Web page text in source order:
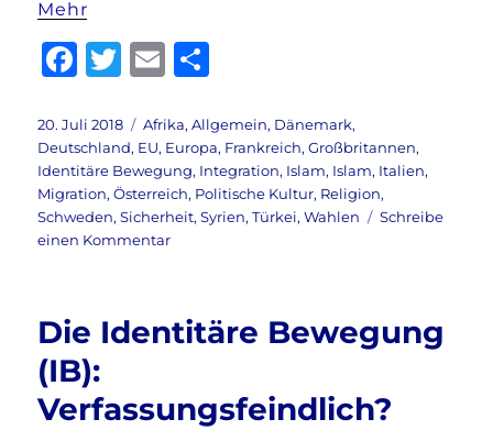
Mehr
F
c
e
b
o
T
it
te
r
E
ai
l
le
n
Veröffentlicht
am
20. Juli 2018 Kategorien
Afrika,Allgemein, Dänemark,
Deutschland, EU, Europa, Frankreich,Großbritannen,
Identitäre Bewegung, Integration, Islam, Islam, Italien,
Migration,Österreich, Politische Kultur, Religion,
Schweden,Sicherheit,Syrien,Türkei,Wahlen
Schreibe
einen Kommentarzu
Die Identitäre Bewegung
(IB):
Verfassungsfeindlich?